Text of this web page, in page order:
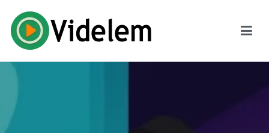
Videlem
Gravador de tela profissional, conversor de vídeo, conversor de